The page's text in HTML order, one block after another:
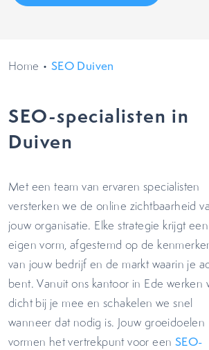
Home • SEO Duiven
SEO-specialisten in
Duiven
Met een team van ervaren specialisten
versterken we de online zichtbaarheid
jouw organisatie. Elke strategie krijgt een
eigen vorm, afgestemd op de
van jouw bedrijf en de markt waarin je
bent. Vanuit ons kantoor in Ede werken
dicht bij je mee en schakelen we snel
wanneer dat nodig is. Jouw groeidoelen
vormen het vertrekpunt voor een SEO-